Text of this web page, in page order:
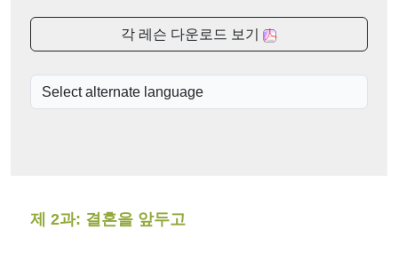
각 레슨 다운로드 보기
제 2과: 결혼을 앞두고